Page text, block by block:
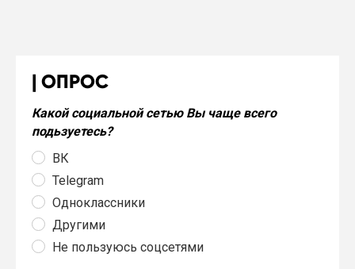
ОПРОС
Какой социальной сетью Вы чаще всего
подьзуетесь?
ВК
Telegram
Одноклассники
Другими
Не пользуюсь соцсетями